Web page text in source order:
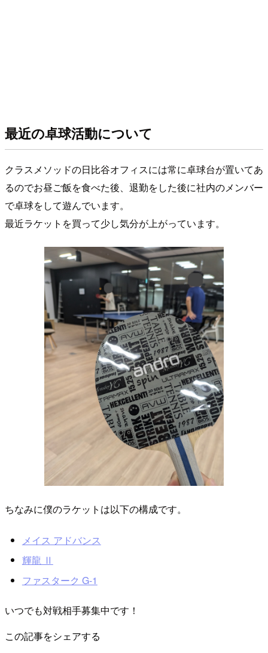
最近の卓球活動について
クラスメソッドの日比谷オフィスには常に卓球台が置いてあ
るのでお昼ご飯を食べた後、退勤をした後に社内のメンバー
で卓球をして遊んでいます。
最近ラケットを買って少し気分が上がっています。
ちなみに僕のラケットは以下の構成です。
メイス アドバンス
輝龍 Ⅱ
ファスターク G-1
いつでも対戦相手募集中です！
この記事をシェアする